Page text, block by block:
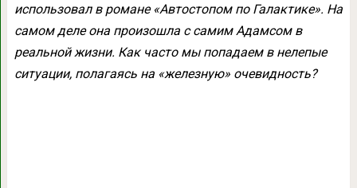
использовал в романе «Автостопом по Галактике». На
самом деле она произошла с самим Адамсом в
реальной жизни. Как часто мы попадаем в нелепые
ситуации, полагаясь на «железную» очевидность?